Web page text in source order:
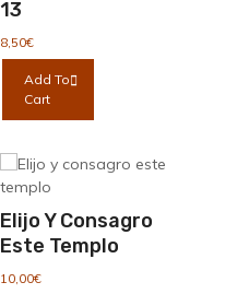
13
8,50€
Add To
Cart
Elijo Y Consagro
Este Templo
10,00€